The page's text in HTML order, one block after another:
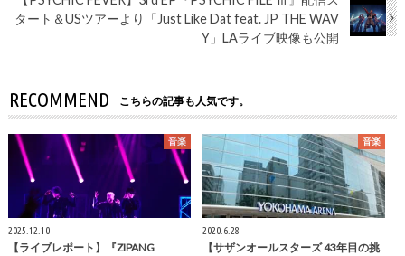
タート＆USツアーより「Just Like Dat feat. JP THE WAV
Y」LAライブ映像も公開
RECOMMEND こちらの記事も人気です。
音楽
2025.12.10
【ライブレポート】『ZIPANG
音楽
2020.6.28
【サザンオールスターズ 43年目の挑